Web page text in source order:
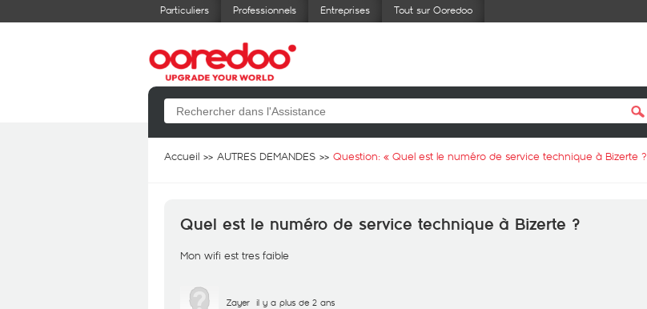
Particuliers Professionnels Entreprises Tout sur Ooredoo
Accueil AUTRES DEMANDES Question: « Quel est le numéro de service technique à Bizerte ?
Quel est le numéro de service technique à Bizerte ?
Mon wifi est tres faible
Zayer il y a plus de 2 ans